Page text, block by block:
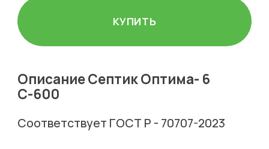
КУПИТЬ
Описание Септик Оптима- 6
С-600
Соответствует ГОСТ Р - 70707-2023